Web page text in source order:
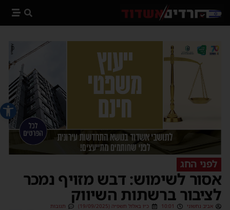
פתח
לפני החג
אסור לשימוש: דבש מזויף נמכר
לציבור ברשתות השיווק
אביב נחשוני 10:01 כ״ו באלול תשפ״ה (19/09/2025) תגובות